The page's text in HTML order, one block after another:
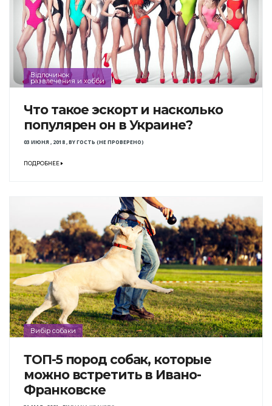
Відпочинок
развлечения и хобби
Что такое эскорт и насколько
популярен он в Украине?
03 ИЮНЯ , 2018,BYГОСТЬ (НЕ ПРОВЕРЕНО)
ПОДРОБНЕЕ
Вибір собаки
ТОП-5 пород собак, которые
можно встретить в Ивано-
Франковске